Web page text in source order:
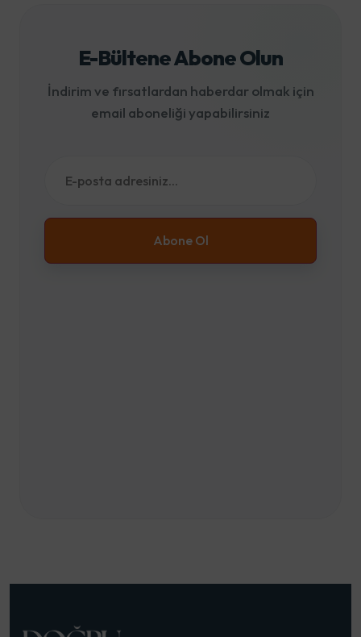
E-Bültene Abone Olun
İndirim ve fırsatlardan haberdar olmak için
email aboneliği yapabilirsiniz
Abone Ol